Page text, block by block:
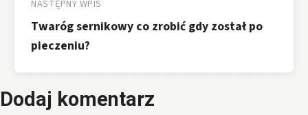
NASTĘPNY WPIS
Twaróg sernikowy co zrobić gdy został po
pieczeniu?
Dodaj komentarz